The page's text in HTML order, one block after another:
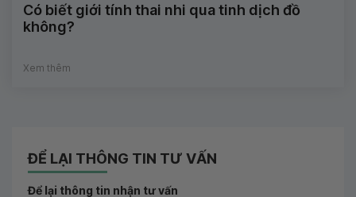
Có biết giới tính thai nhi qua tinh dịch đồ
không?
Xem thêm
ĐỂ LẠI THÔNG TIN TƯ VẤN
Để lại thông tin nhận tư vấn